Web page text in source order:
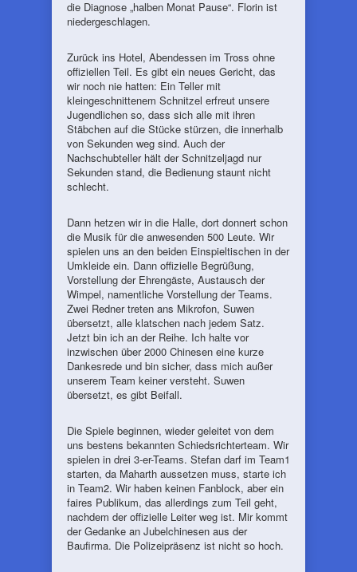
die Diagnose „halben Monat Pause“. Florin ist
niedergeschlagen.
Zurück ins Hotel, Abendessen im Tross ohne
offiziellen Teil. Es gibt ein neues Gericht, das
wir noch nie hatten: Ein Teller mit
kleingeschnittenem Schnitzel erfreut unsere
Jugendlichen so, dass sich alle mit ihren
Stäbchen auf die Stücke stürzen, die innerhalb
von Sekunden weg sind. Auch der
Nachschubteller hält der Schnitzeljagd nur
Sekunden stand, die Bedienung staunt nicht
schlecht.
Dann hetzen wir in die Halle, dort donnert schon
die Musik für die anwesenden 500 Leute. Wir
spielen uns an den beiden Einspieltischen in der
Umkleide ein. Dann offizielle Begrüßung,
Vorstellung der Ehrengäste, Austausch der
Wimpel, namentliche Vorstellung der Teams.
Zwei Redner treten ans Mikrofon, Suwen
übersetzt, alle klatschen nach jedem Satz.
Jetzt bin ich an der Reihe. Ich halte vor
inzwischen über 2000 Chinesen eine kurze
Dankesrede und bin sicher, dass mich außer
unserem Team keiner versteht. Suwen
übersetzt, es gibt Beifall.
Die Spiele beginnen, wieder geleitet von dem
uns bestens bekannten Schiedsrichterteam. Wir
spielen in drei 3-er-Teams. Stefan darf im Team1
starten, da Maharth aussetzen muss, starte ich
in Team2. Wir haben keinen Fanblock, aber ein
faires Publikum, das allerdings zum Teil geht,
nachdem der offizielle Leiter weg ist. Mir kommt
der Gedanke an Jubelchinesen aus der
Baufirma. Die Polizeipräsenz ist nicht so hoch.